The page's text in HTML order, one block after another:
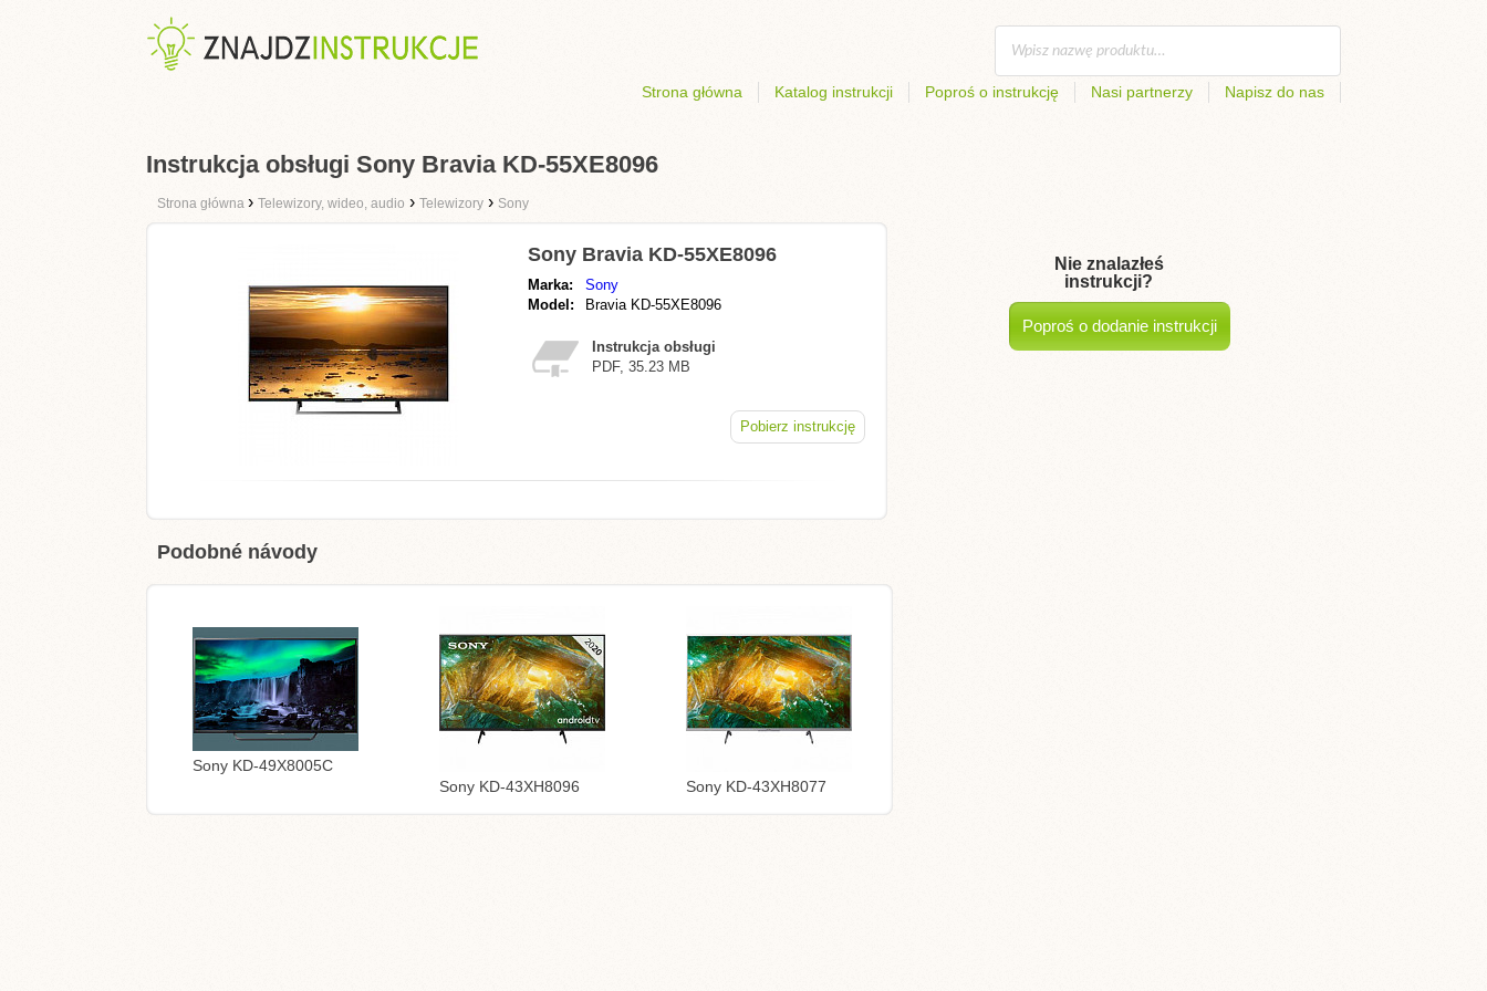
Strona główna Katalog instrukcji Poproś o instrukcję Nasi partnerzy Napisz do nas
Instrukcja obsługi Sony Bravia KD-55XE8096
Strona główna › Telewizory, wideo, audio › Telewizory › Sony
Sony Bravia KD-55XE8096
Marka:
Sony
Model:
Bravia KD-55XE8096
Instrukcja obsługi
PDF, 35.23 MB
Pobierz instrukcję
Podobné návody
Sony KD-49X8005C
Sony KD-43XH8096
Sony KD-43XH8077
Nie znalazłeś
instrukcji?
Poproś o dodanie instrukcji